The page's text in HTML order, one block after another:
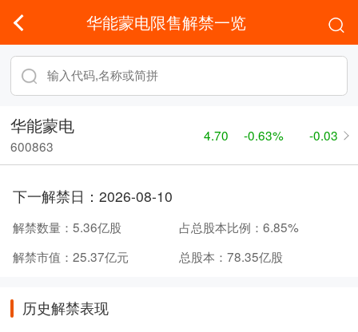
华能蒙电限售解禁一览
华能蒙电
600863
4.70 -0.63% -0.03
下一解禁日： 2026-08-10
解禁数量： 5.36亿股 占总股本比例： 6.85%
解禁市值： 25.37亿元 总股本： 78.35亿股
历史解禁表现